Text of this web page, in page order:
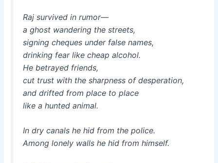
Raj survived in rumor—
a ghost wandering the streets,
signing cheques under false names,
drinking fear like cheap alcohol.
He betrayed friends,
cut trust with the sharpness of desperation,
and drifted from place to place
like a hunted animal.
In dry canals he hid from the police.
Among lonely walls he hid from himself.